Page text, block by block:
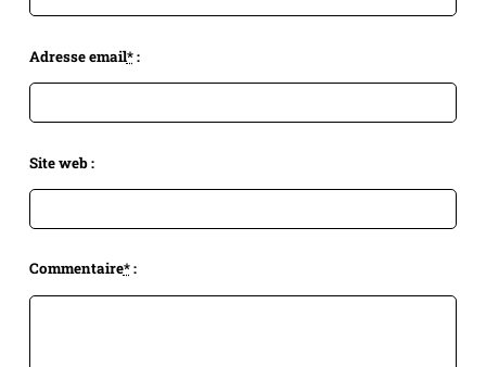
Adresse email*:
Site web :
Commentaire*: